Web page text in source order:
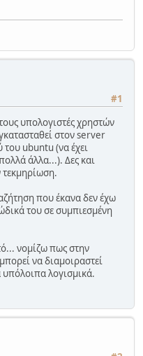
#1
υπολογιστές χρηστών
στον server
του ubuntu (να έχει
άλλα...). Δες και
τεκμηρίωση.
που έκανα δεν έχω
του σε συμπιεσμένη
νομίζω πως στην
να διαμοιραστεί
λογισμικά.